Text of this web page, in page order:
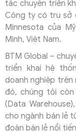
tác chuyên triển
Công ty có trụ sở
Minnesota của
Minh, Việt Nam.
BTM Global –
triển khai hệ
doanh nghiệp trên
đó, chúng tôi
(Data
cho ngành bán lẻ
đoàn bán lẻ nổi